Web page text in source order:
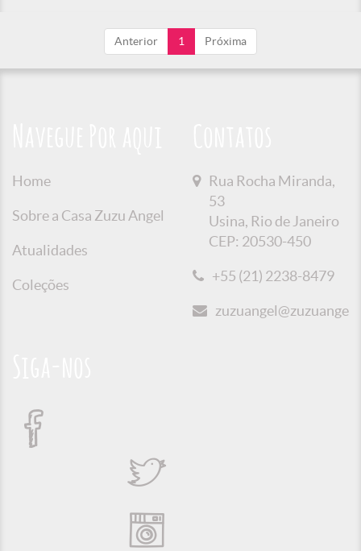
Anterior 1 Próxima
Home
Sobre a Casa Zuzu Angel
Atualidades
Coleções
Rua Rocha Miranda,
53
Usina, Rio de Janeiro
CEP: 20530-450
+55 (21) 2238-8479